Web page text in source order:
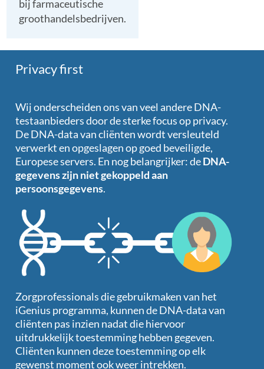
bij farmaceutische
groothandelsbedrijven.
Privacy first
Wij onderscheiden ons van veel andere DNA-
testaanbieders door de sterke focus op privacy.
De DNA-data van cliënten wordt versleuteld
verwerkt en opgeslagen op goed beveiligde,
Europese servers. En nog belangrijker: deDNA-
gegevens zijn niet gekoppeld aan
persoonsgegevens.
Zorgprofessionals die gebruikmaken van het
iGenius programma, kunnen de DNA-data van
cliënten pas inzien nadat die hiervoor
uitdrukkelijk toestemming hebben gegeven.
Cliënten kunnen deze toestemming op elk
gewenst moment ook weer intrekken.